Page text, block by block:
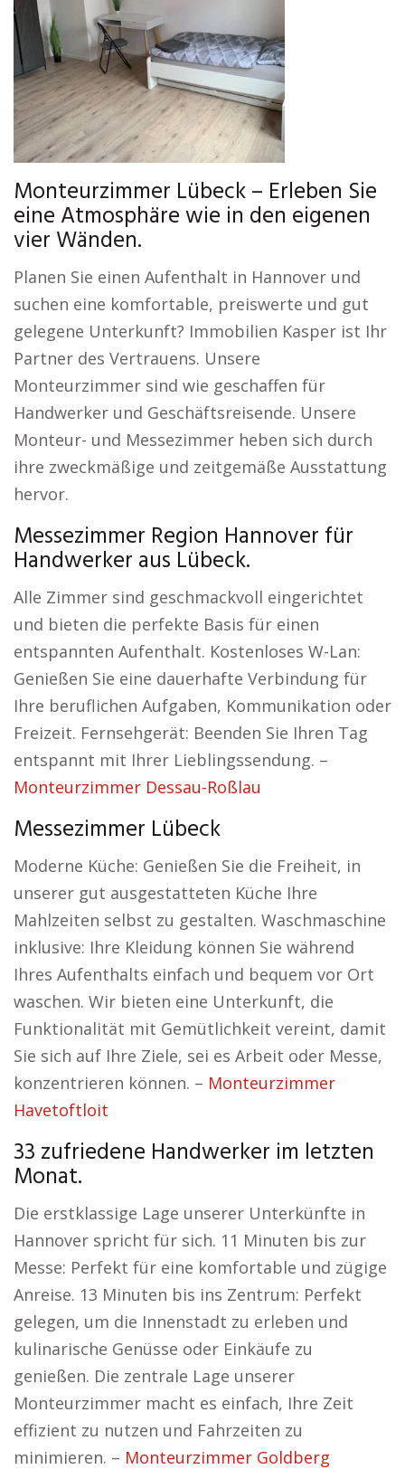
Monteurzimmer Lübeck – Erleben Sie
eine Atmosphäre wie in den eigenen
vier Wänden.
Planen Sie einen Aufenthalt in Hannover und
suchen eine komfortable, preiswerte und gut
gelegene Unterkunft? Immobilien Kasper ist Ihr
Partner des Vertrauens. Unsere
Monteurzimmer sind wie geschaffen für
Handwerker und Geschäftsreisende. Unsere
Monteur- und Messezimmer heben sich durch
ihre zweckmäßige und zeitgemäße Ausstattung
hervor.
Messezimmer Region Hannover für
Handwerker aus Lübeck.
Alle Zimmer sind geschmackvoll eingerichtet
und bieten die perfekte Basis für einen
entspannten Aufenthalt. Kostenloses W-Lan:
Genießen Sie eine dauerhafte Verbindung für
Ihre beruflichen Aufgaben, Kommunikation oder
Freizeit. Fernsehgerät: Beenden Sie Ihren Tag
entspannt mit Ihrer Lieblingssendung. –
Monteurzimmer Dessau-Roßlau
Messezimmer Lübeck
Moderne Küche: Genießen Sie die Freiheit, in
unserer gut ausgestatteten Küche Ihre
Mahlzeiten selbst zu gestalten. Waschmaschine
inklusive: Ihre Kleidung können Sie während
Ihres Aufenthalts einfach und bequem vor Ort
waschen. Wir bieten eine Unterkunft, die
Funktionalität mit Gemütlichkeit vereint, damit
Sie sich auf Ihre Ziele, sei es Arbeit oder Messe,
konzentrieren können. – Monteurzimmer
Havetoftloit
33 zufriedene Handwerker im letzten
Monat.
Die erstklassige Lage unserer Unterkünfte in
Hannover spricht für sich. 11 Minuten bis zur
Messe: Perfekt für eine komfortable und zügige
Anreise. 13 Minuten bis ins Zentrum: Perfekt
gelegen, um die Innenstadt zu erleben und
kulinarische Genüsse oder Einkäufe zu
genießen. Die zentrale Lage unserer
Monteurzimmer macht es einfach, Ihre Zeit
effizient zu nutzen und Fahrzeiten zu
minimieren. – Monteurzimmer Goldberg